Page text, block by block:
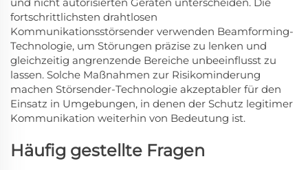
und nicht autorisierten Geräten unterscheiden. Die
fortschrittlichsten drahtlosen
Kommunikationsstörsender verwenden Beamforming-
Technologie, um Störungen präzise zu lenken und
gleichzeitig angrenzende Bereiche unbeeinflusst zu
lassen. Solche Maßnahmen zur Risikominderung
machen Störsender-Technologie akzeptabler für den
Einsatz in Umgebungen, in denen der Schutz legitimer
Kommunikation weiterhin von Bedeutung ist.
Häufig gestellte Fragen